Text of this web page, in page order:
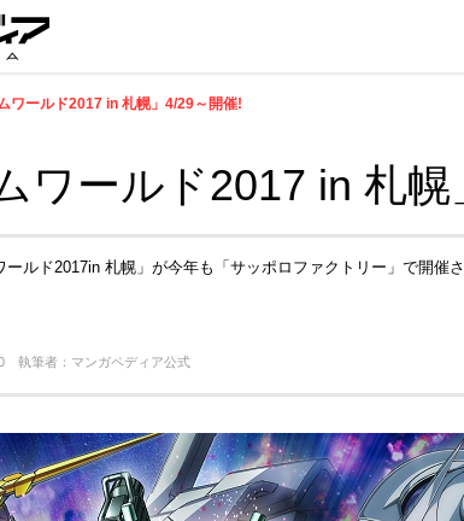
ワールド2017 in 札幌」4/29～開催!
ワールド2017 in 札
ールド2017in 札幌」が今年も「サッポロファクトリー」で開催
執筆者：マンガペディア公式